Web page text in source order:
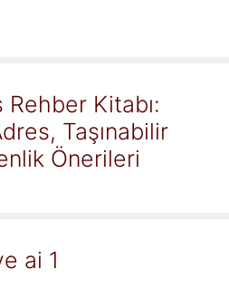
Kitabı:
Taşınabilir
Önerileri
ai 1